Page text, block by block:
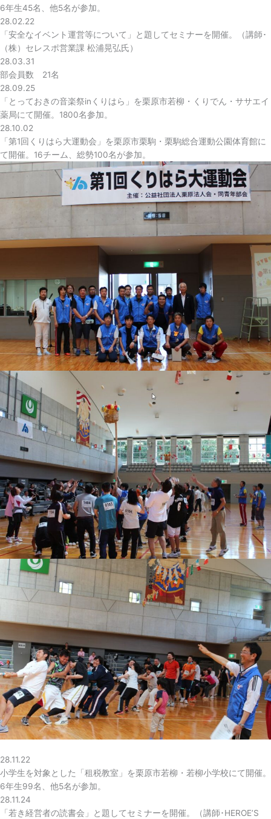
6年生45名、他5名が参加。
28.02.22
「安全なイベント運営等について」と題してセミナーを開催。（講師･
（株）セレスポ営業課 松浦晃弘氏）
28.03.31
部会員数 21名
28.09.25
「とっておきの音楽祭inくりはら」を栗原市若柳・くりでん・ササエイ
薬局にて開催。1800名参加。
28.10.02
「第1回くりはら大運動会」を栗原市栗駒・栗駒総合運動公園体育館に
て開催。16チーム、総勢100名が参加。
28.11.22
小学生を対象とした「租税教室」を栗原市若柳・若柳小学校にて開催。
6年生99名、他5名が参加。
28.11.24
「若き経営者の読書会」と題してセミナーを開催。（講師･HEROE’S